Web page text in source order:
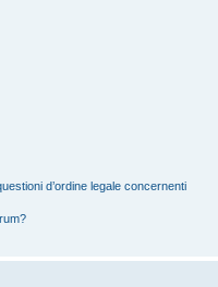
d’ordine legale concernenti